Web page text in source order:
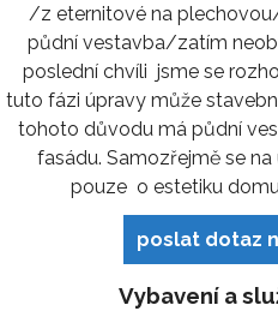
/z eternitové na
půdní vestavba/zatím
poslední chvíli jsme se
tuto fázi úpravy může
tohoto důvodu má půdní
fasádu. Samozřejmě se
pouze o estetiku
poslat dotaz
Vybavení a